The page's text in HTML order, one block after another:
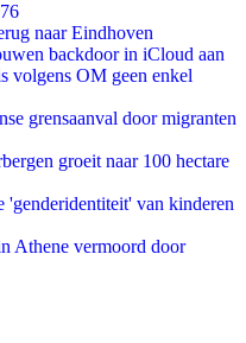
naar Eindhoven
backdoor in iCloud aan
volgens OM geen enkel
grensaanval door migranten
groeit naar 100 hectare
'genderidentiteit' van kinderen
Athene vermoord door